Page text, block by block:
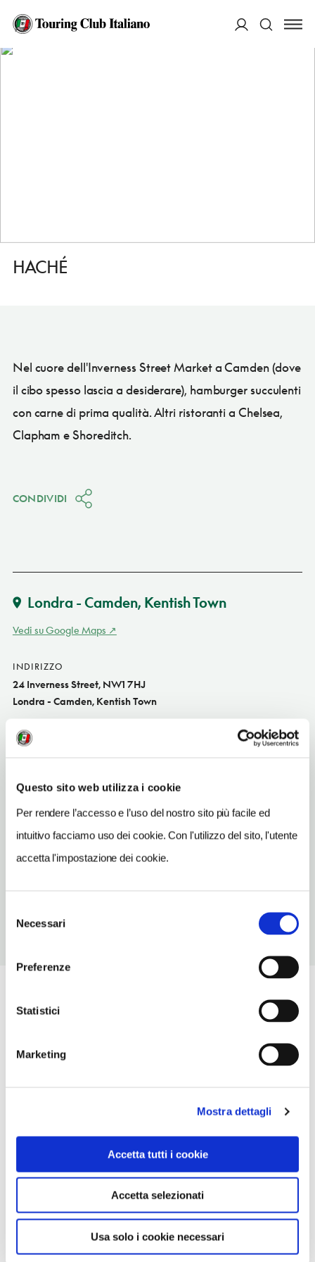
Questo sito web utilizza i cookie
Per rendere l’accesso e l’uso del nostro sito più facile ed
intuitivo facciamo uso dei cookie. Con l'utilizzo del sito, l'utente
accetta l'impostazione dei cookie.
delNecessari
Preferenze
Statistici
Marketing
Mostra dettagli
Accetta tutti i cookie
Accetta selezionati
Usa solo i cookie necessari
HOME
MANGIARE
HACHÉ
HACHÉ
Nel cuore dell'Inverness Street Market a Camden (dove
il cibo spesso lascia a desiderare), hamburger succulenti
con carne di prima qualità. Altri ristoranti a Chelsea,
Clapham e Shoreditch.
CONDIVIDI
Londra - Camden, Kentish Town
Vedi su Google Maps
INDIRIZZO
24 Inverness Street, NW1 7HJ
Londra - Camden, Kentish Town
SITO WEB
www.hacheburgers.com
2074859100
internazionale